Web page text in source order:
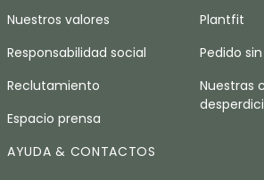
Nuestros valores
Responsabilidad social
Reclutamiento
Espacio prensa
Plantfit
Pedido
Nuestras
AYUDA & CONTACTOS